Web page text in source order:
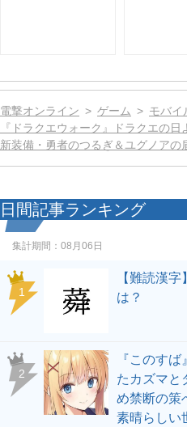
電撃オンライン ゲーム モバイ
『ドラクエウォーク』ドラクエの日
新装備・勇者のつるぎ＆ユグノアの
日間記事ランキング
1
【難読漢
は？